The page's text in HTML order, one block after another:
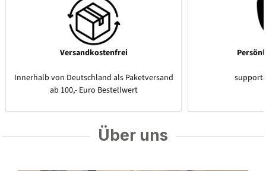
Versandkostenfrei
Innerhalb von Deutschland als Paketversand
ab 100,- Euro Bestellwert
Über uns